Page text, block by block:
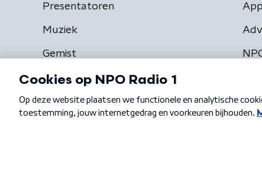
Presentatoren
Muziek
Gemist
Algemene voorwaarden Privacybeleid